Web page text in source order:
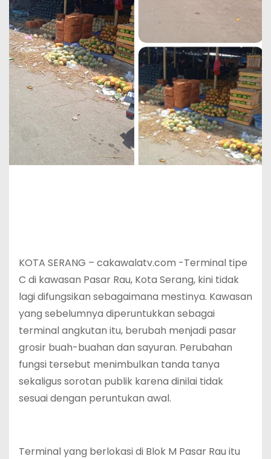
KOTA SERANG – cakawalatv.com -Terminal tipe
C di kawasan Pasar Rau, Kota Serang, kini tidak
lagi difungsikan sebagaimana mestinya. Kawasan
yang sebelumnya diperuntukkan sebagai
terminal angkutan itu, berubah menjadi pasar
grosir buah-buahan dan sayuran. Perubahan
fungsi tersebut menimbulkan tanda tanya
sekaligus sorotan publik karena dinilai tidak
sesuai dengan peruntukan awal.
Terminal yang berlokasi di Blok M Pasar Rau itu